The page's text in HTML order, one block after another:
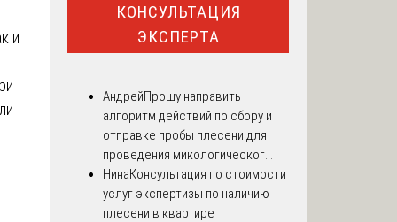
и
КОНСУЛЬТАЦИЯ
ЭКСПЕРТА
АндрейПрошу направить
алгоритм действий по сбору и
отправке пробы плесени для
проведения микологическог...
НинаКонсультация по стоимости
услуг экспертизы по наличию
плесени в квартире